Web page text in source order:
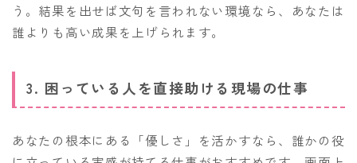
う。結果を出せば文句を言われない環境なら、あなたは
誰よりも高い成果を上げられます。
3. 困っている人を直接助ける現場の仕事
あなたの根本にある「優しさ」を活かすなら、誰かの役